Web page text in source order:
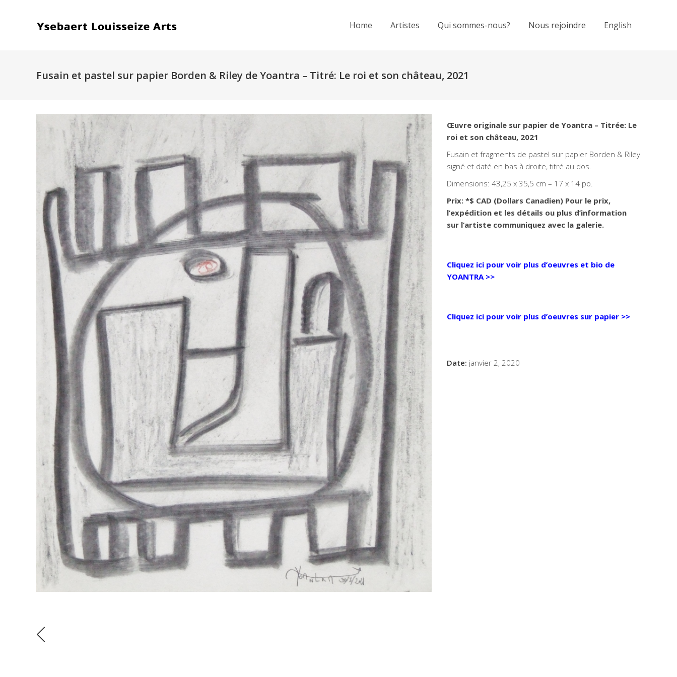
Home Artistes Qui sommes-nous? Nous rejoindre English
Fusain et pastel sur papier Borden & Riley de Yoantra – Titré: Le roi et son château, 2021
Œuvre originale sur papier de Yoantra – Titrée: Le
roi et son château, 2021
Fusain et fragments de pastel sur papier Borden & Riley
signé et daté en bas à droite, titré au dos.
Dimensions: 43,25 x 35,5 cm – 17 x 14 po.
Prix: *$ CAD (Dollars Canadien) Pour le prix,
l’expédition et les détails ou plus d’information
sur l’artiste communiquez avec la galerie.
Cliquez ici pour voir plus d’oeuvres et bio de
YOANTRA >>
Cliquez ici pour voir plus d’oeuvres sur papier >>
Date: janvier 2, 2020